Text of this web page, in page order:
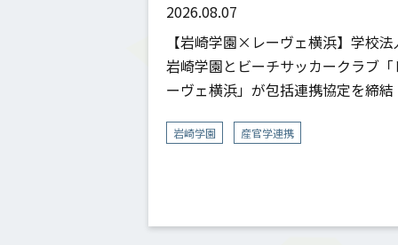
2026.08.07
【岩崎学園×レーヴェ横浜】学校法
岩崎学園とビーチサッカークラブ「
ーヴェ横浜」が包括連携協定を締結
岩崎学園 産官学連携